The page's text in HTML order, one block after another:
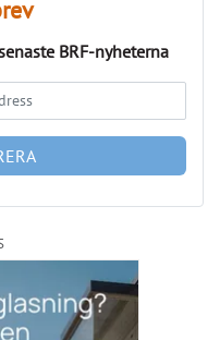
få bättre
många år arbetat med
allt från grönyteskötsel
felanmälan och